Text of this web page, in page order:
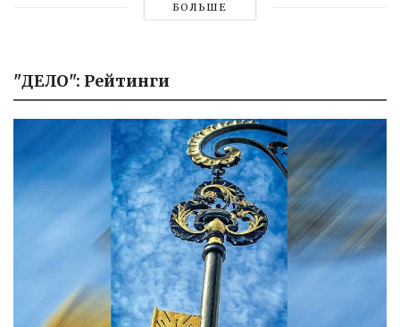
БОЛЬШЕ
"ДЕЛО": Рейтинги